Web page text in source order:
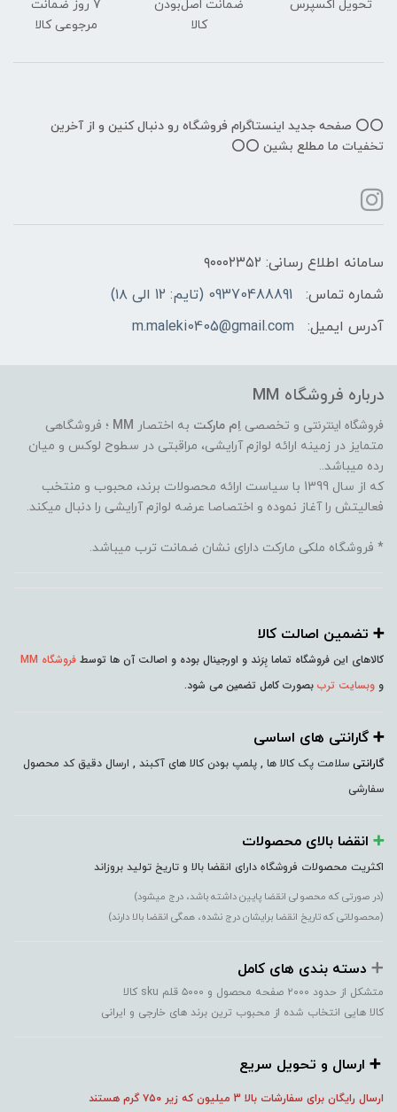
تحویل اکسپرس
ضمانت اصل‌بودن
کالا
7 روز ضمانت
مرجوعی کالا
⭕️⭕️ صفحه جدید اینستاگرام فروشگاه رو دنبال کنین و از آخرین
تخفیات ما مطلع بشین ⭕️⭕️
سامانه اطلاع رسانی: ۹۰۰۰۲۳۵۲
شماره تماس:
09370488891 (تایم: 12 الی ۱۸)
آدرس ایمیل:
m.maleki0405@gmail.com
درباره فروشگاه MM
فروشگاه اینترنتی و تخصصی اِم مارکت به اختصار MM ؛ فروشگاهی
متمایز در زمینه ارائه لوازم آرایشی، مراقبتی در سطوح لوکس و میان
رده میباشد..
که از سال 1399 با سیاست ارائه محصولات برند، محبوب و منتخب
فعالیتش را آغاز نموده و اختصاصا عرضه لوازم آرایشی را دنبال میکند.
* فروشگاه ملکی مارکت دارای نشان ضمانت ترب میباشد.
➕️ تضمین اصالت کالا
کالاهای این فروشگاه تماما بِرَند و اورجینال بوده و اصالت آن ها توسط فروشگاه MM
و وبسایت ترب بصورت کامل تضمین می شود.
➕️ گارانتی های اساسی
گارانتی سلامت پک کالا ها , پلمپ بودن کالا های آکبند , ارسال دقیق کد محصول
سفارشی
➕️ انقضا بالای محصولات
اکثریت محصولات فروشگاه دارای انقضا بالا و تاریخ تولید بروزاند
(در صورتی که محصولی انقضا پایین داشته باشد، درج میشود)
(محصولاتی که تاریخ انقضا برایشان درج نشده، همگی انقضا بالا دارند)
➕️ دسته بندی های کامل
متشکل از حدود ۲۰۰۰ صفحه محصول و ۵۰۰۰ قلم sku کالا
کالا هایی انتخاب شده از محبوب ترین برند های خارجی و ایرانی
➕️ ارسال و تحویل سریع
ارسال رایگان برای سفارشات بالا 3 میلیون که زیر ۷۵۰ گرم هستند